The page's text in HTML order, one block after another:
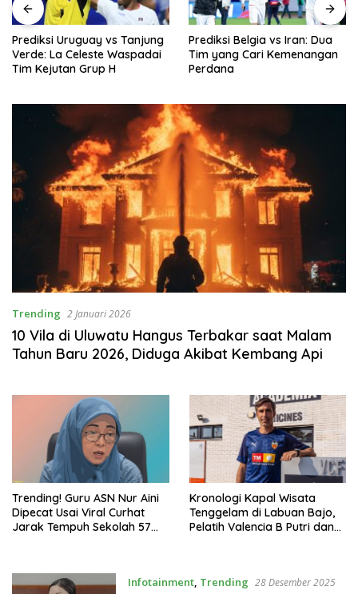
Prediksi Uruguay vs Tanjung
Verde: La Celeste Waspadai
Tim Kejutan Grup H
Prediksi Belgia vs Iran: Dua
Tim yang Cari Kemenangan
Perdana
Trending 2 Januari 2026
10 Vila di Uluwatu Hangus Terbakar saat Malam
Tahun Baru 2026, Diduga Akibat Kembang Api
Trending! Guru ASN Nur Aini
Dipecat Usai Viral Curhat
Jarak Tempuh Sekolah 57
Kronologi Kapal Wisata
Tenggelam di Labuan Bajo,
Pelatih Valencia B Putri dan
Infotainment, Trending 28 Desember 2025